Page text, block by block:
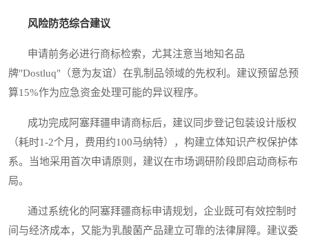
风险防范综合建议
申请前务必进行商标检索，尤其注意当地知名品
牌"Dostluq"（意为友谊）在乳制品领域的先权利。建议预留总预
算15%作为应急资金处理可能的异议程序。
成功完成阿塞拜疆申请商标后，建议同步登记包装设计版权
（耗时1-2个月，费用约100马纳特），构建立体知识产权保护体
系。当地采用首次申请原则，建议在市场调研阶段即启动商标布
局。
通过系统化的阿塞拜疆商标申请规划，企业既可有效控制时
间与经济成本，又能为乳酸菌产品建立可靠的法律屏障。建议委